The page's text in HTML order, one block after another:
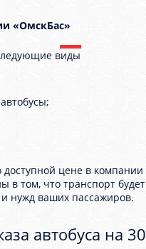
«ОмскБас»
виды
доступной цене в компании
в том, что транспорт будет
нужд ваших пассажиров.
автобуса на 30